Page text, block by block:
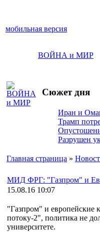
мобильная версия
ВОЙНА и МИР
Сюжет дня
Иран и
Трамп
Разрушен
Главная страница »
МИД ФРГ: "Газпром" и
15.08.16 10:07
"Газпром" и европейские
потоку-2", политика не
университете.